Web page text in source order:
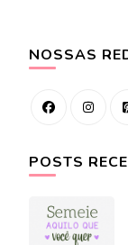
NOSSAS
POSTS